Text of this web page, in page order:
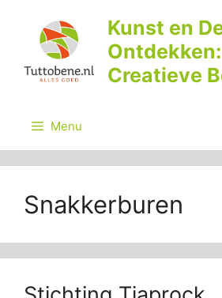
inhoud
Kunst en
Creatieve
Menu
Snakkerburen